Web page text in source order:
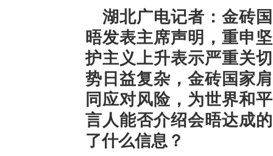
湖北广电记者：金砖
晤发表主席声明，重申
护主义上升表示严重关
势日益复杂，金砖国家
同应对风险，为世界和
言人能否介绍会晤达成
了什么信息？